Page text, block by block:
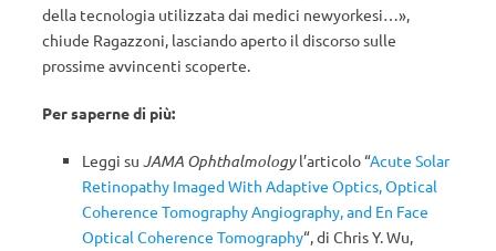
della tecnologia utilizzata dai medici newyorkesi…»,
chiude Ragazzoni, lasciando aperto il discorso sulle
prossime avvincenti scoperte.
Per saperne di più:
Leggi su JAMA Ophthalmologyl’articolo “Acute Solar
Retinopathy Imaged With Adaptive Optics, Optical
Coherence Tomography Angiography, and En Face
Optical Coherence Tomography“, di Chris Y. Wu,